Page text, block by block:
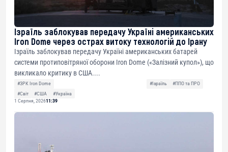
Ізраїль заблокував передачу Україні американських
Iron Dome через острах витоку технологій до Ірану
Ізраїль заблокував передачу Україні американських батарей
системи протиповітряної оборони Iron Dome («Залізний купол»), що
викликало критику в США....
#ЗРК Iron Dome #Ізраїль
#ППО та ПРО
#Світ
#США
#Україна
1 Серпня, 202611:39